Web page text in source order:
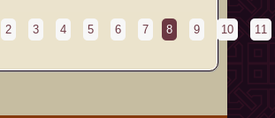
2 3 4 5 6 7 8 9 10 11